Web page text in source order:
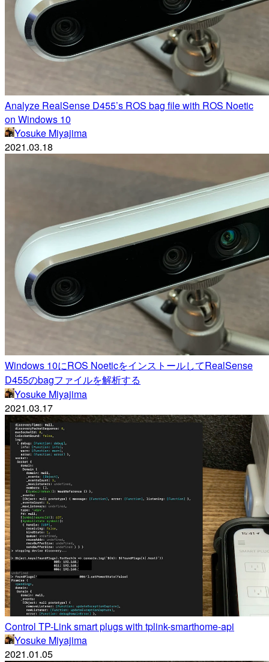
Analyze RealSense D455’s ROS bag file with ROS Noetic
on Windows 10
Yosuke Miyajima
2021.03.18
Windows 10にROS NoeticをインストールしてRealSense
D455のbagファイルを解析する
Yosuke Miyajima
2021.03.17
Control TP-Link smart plugs with tplink-smarthome-api
Yosuke Miyajima
2021.01.05